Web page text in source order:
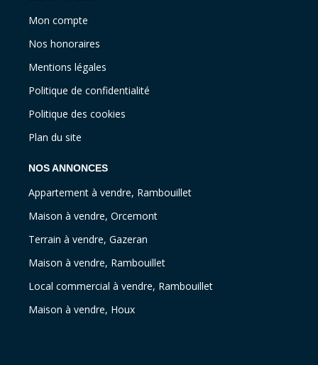
Mon compte
Nos honoraires
Mentions légales
Politique de confidentialité
Politique des cookies
Plan du site
NOS ANNONCES
Appartement à vendre, Rambouillet
Maison à vendre, Orcemont
Terrain à vendre, Gazeran
Maison à vendre, Rambouillet
Local commercial à vendre, Rambouillet
Maison à vendre, Houx